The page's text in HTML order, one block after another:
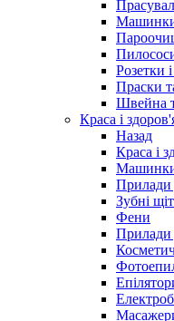
Машинки
Розетки
Праски
Швейна
Краса і
Назад
Краса і
Машинки
Прилади
Зубні
Фени
Прилади